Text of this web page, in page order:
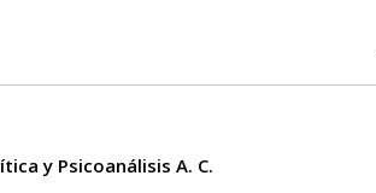
y Psicoanálisis A. C.